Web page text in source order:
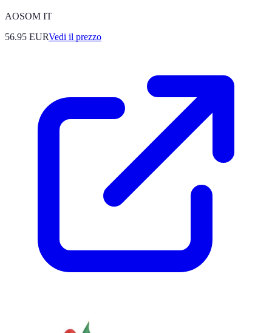
AOSOM IT
56.95 EURVedi il prezzo